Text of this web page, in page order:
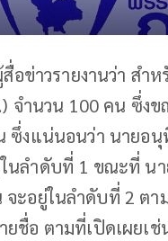
สื่อข่าวรายงานว่า ส
จำนวน 100 คน ซึ่งข
ซึ่งแน่นอนว่า นายอ
นลำดับที่ 1 ขณะที่ น
ะอยู่ในลำดับที่ 2 ต
ชื่อ ตามที่เปิดเผยเช่